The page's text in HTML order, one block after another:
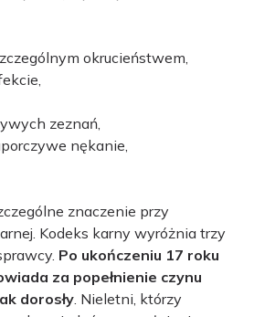
okrucieństwem,
zeznań,
nękanie,
znaczenie przy
Kodeks karny wyróżnia trzy
Po ukończeniu 17 roku
za popełnienie czynu
dorosły. Nieletni, którzy